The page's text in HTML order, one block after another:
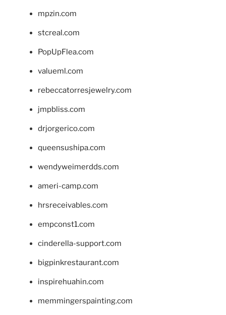
mpzin.com
stcreal.com
PopUpFlea.com
valueml.com
rebeccatorresjewelry.com
jmpbliss.com
drjorgerico.com
queensushipa.com
wendyweimerdds.com
ameri-camp.com
hrsreceivables.com
empconst1.com
cinderella-support.com
bigpinkrestaurant.com
inspirehuahin.com
memmingerspainting.com